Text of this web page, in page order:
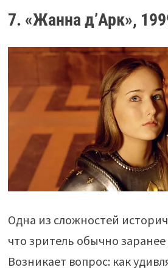
7. «Жанна д’Арк»,
Одна из сложностей
что зритель обычно
Возникает вопрос: как